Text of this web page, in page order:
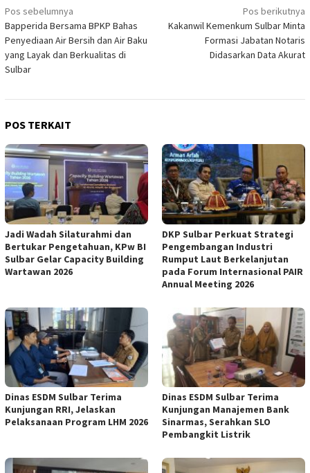
Navigasi
pos
Pos sebelumnya
Bapperida Bersama BPKP Bahas
Penyediaan Air Bersih dan Air Baku
yang Layak dan Berkualitas di
Sulbar
Pos berikutnya
Kakanwil Kemenkum Sulbar Minta
Formasi Jabatan Notaris
Didasarkan Data Akurat
POS TERKAIT
Jadi Wadah Silaturahmi dan
Bertukar Pengetahuan, KPw BI
Sulbar Gelar Capacity Building
Wartawan 2026
DKP Sulbar Perkuat Strategi
Pengembangan Industri
Rumput Laut Berkelanjutan
pada Forum Internasional PAIR
Annual Meeting 2026
Dinas ESDM Sulbar Terima
Kunjungan RRI, Jelaskan
Pelaksanaan Program LHM 2026
Dinas ESDM Sulbar Terima
Kunjungan Manajemen Bank
Sinarmas, Serahkan SLO
Pembangkit Listrik